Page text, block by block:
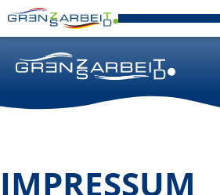
IMPRESSUM